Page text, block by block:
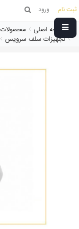
ثبت نام ورود
صفحه اصلی محصولات
تجهیزات سلف سرویس